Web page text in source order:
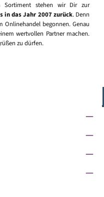
Sortiment stehen wir Dir zur
in das Jahr 2007 zurück. Denn
begonnen. Genau
wertvollen Partner machen.
zu dürfen.